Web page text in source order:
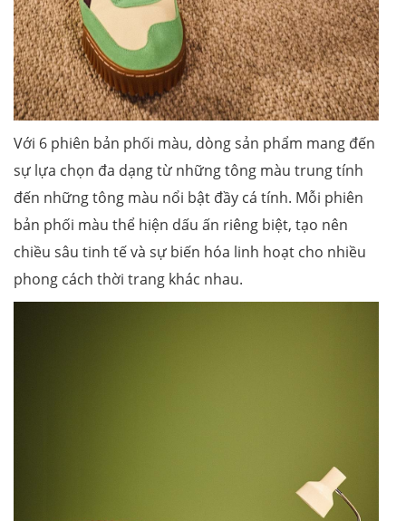
Với 6 phiên bản phối màu, dòng sản phẩm mang đến
sự lựa chọn đa dạng từ những tông màu trung tính
đến những tông màu nổi bật đầy cá tính. Mỗi phiên
bản phối màu thể hiện dấu ấn riêng biệt, tạo nên
chiều sâu tinh tế và sự biến hóa linh hoạt cho nhiều
phong cách thời trang khác nhau.